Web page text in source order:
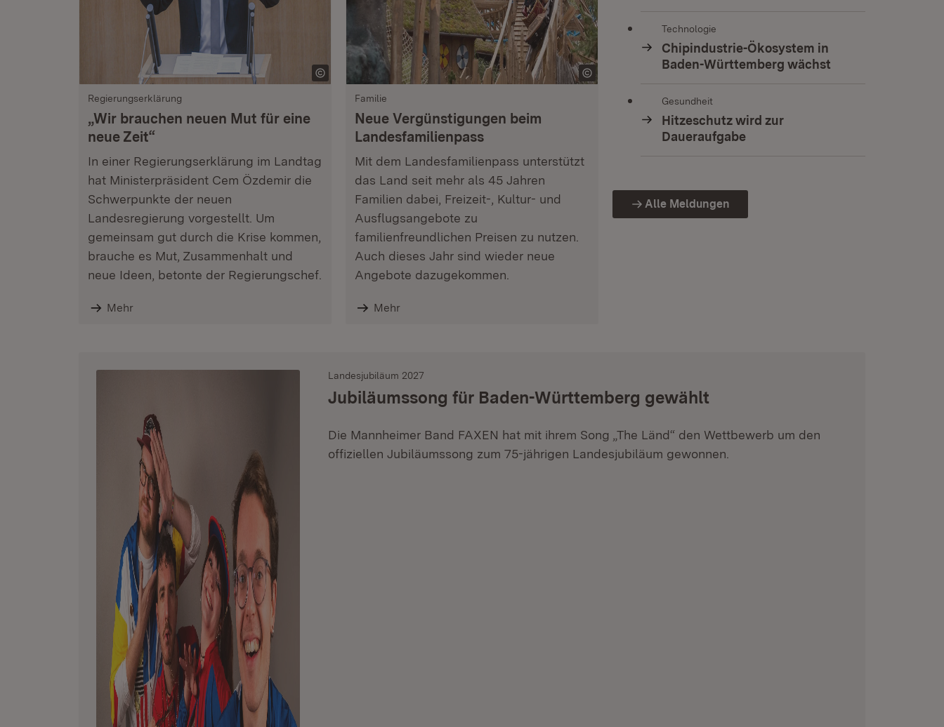
Regierungserklärung
„Wir brauchen neuen Mut für eine
neue Zeit“
In einer Regierungserklärung im Landtag
hat Ministerpräsident Cem Özdemir die
Schwerpunkte der neuen
Landesregierung vorgestellt. Um
gemeinsam gut durch die Krise kommen,
brauche es Mut, Zusammenhalt und
neue Ideen, betonte der Regierungschef.
Mehr
Familie
Neue Vergünstigungen beim
Landesfamilienpass
Mit dem Landesfamilienpass unterstützt
das Land seit mehr als 45 Jahren
Familien dabei, Freizeit-, Kultur- und
Ausflugsangebote zu
familienfreundlichen Preisen zu nutzen.
Auch dieses Jahr sind wieder neue
Angebote dazugekommen.
Mehr
Technologie
Chipindustrie-Ökosystem in
Baden-Württemberg wächst
Gesundheit
Hitzeschutz wird zur
Daueraufgabe
Alle Meldungen
Landesjubiläum 2027
Jubiläumssong für Baden-Württemberg gewählt
Die Mannheimer Band FAXEN hat mit ihrem Song „The Länd“ den Wettbewerb um den
offiziellen Jubiläumssong zum 75-jährigen Landesjubiläum gewonnen.